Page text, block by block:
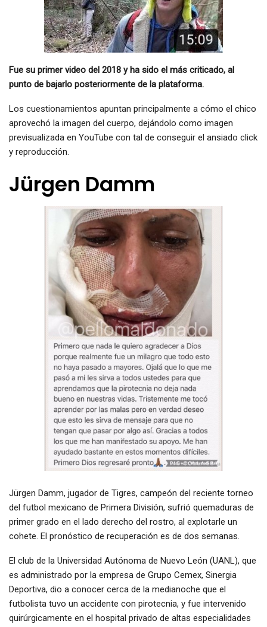
Fue su primer video del 2018 y ha sido el más criticado, al
punto de bajarlo posteriormente de la plataforma.
Los cuestionamientos apuntan principalmente a cómo el chico
aprovechó la imagen del cuerpo, dejándolo como imagen
previsualizada en YouTube con tal de conseguir el ansiado click
y reproducción.
Jürgen Damm
Jürgen Damm, jugador de Tigres, campeón del reciente torneo
del futbol mexicano de Primera División, sufrió quemaduras de
primer grado en el lado derecho del rostro, al explotarle un
cohete. El pronóstico de recuperación es de dos semanas.
El club de la Universidad Autónoma de Nuevo León (UANL), que
es administrado por la empresa de Grupo Cemex, Sinergia
Deportiva, dio a conocer cerca de la medianoche que el
futbolista tuvo un accidente con pirotecnia, y fue intervenido
quirúrgicamente en el hospital privado de altas especialidades